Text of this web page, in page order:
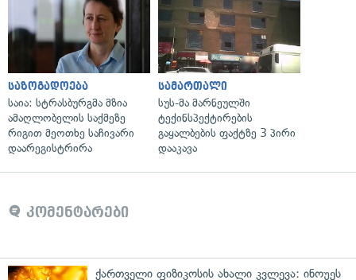
საზოგადოება
საია: სტრასბურგმა მზია
ამაღლობელის საქმეზე
რიგით მეოთხე საჩივარი
დაარეგისტრირა
სამართალი
სუს-მა მარნეულში
ტექინსპექტირების
გაყალბების ფაქტზე 3 პირი
დააკავა
კომენტარები
ქართველი ფიზიკოსის ახალი კვლევა: ინოუეს